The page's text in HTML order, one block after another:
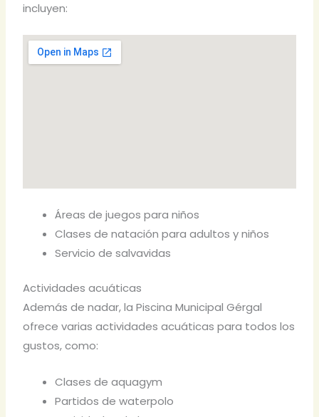
incluyen:
Áreas de juegos para niños
Clases de natación para adultos y niños
Servicio de salvavidas
Actividades acuáticas
Además de nadar, la Piscina Municipal Gérgal
ofrece varias actividades acuáticas para todos los
gustos, como:
Clases de aquagym
Partidos de waterpolo